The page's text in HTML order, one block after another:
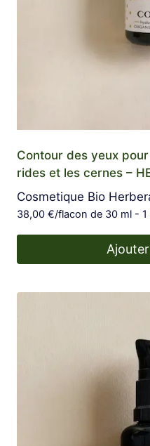
Contour des yeux
rides et les cernes –
Cosmetique Bio
38,00 €/flacon de 30 ml -